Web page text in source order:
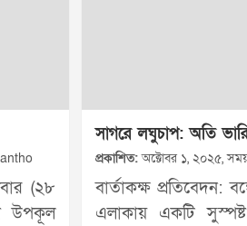
(২৮
উপকূল
সাগরে লঘুচাপ: অতি ভারি
প্রকাশিত:অক্টোবর ১, ২০২৫,
বার্তাকক্ষ
এলাকায় একটি